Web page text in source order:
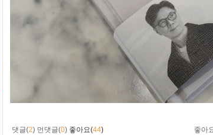
댓글(2) 먼댓글(0) 좋아요(44) 좋아